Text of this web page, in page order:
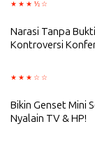
Narasi Tanpa
Kontroversi
Bikin Genset Mini
Nyalain TV & HP!